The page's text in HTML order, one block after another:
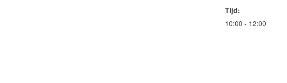
Tijd:
10:00 - 12:00